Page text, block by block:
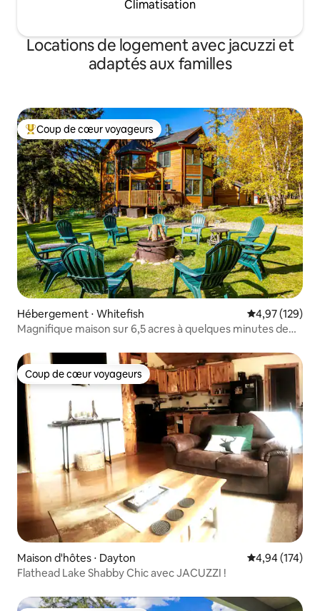
Climatisation
Locations de logement avec jacuzzi et
adaptés aux familles
Coups de cœur voyageurs les plus appréciés
Coup de cœur voyageurs
Hébergement ⋅ Whitefish Évaluation
4,97 (129)
Magnifique maison sur 6,5 acres à quelques minutes de
Coup de cœur voyageurs
Coup de cœur voyageurs
Maison d'hôtes ⋅ Dayton Évaluation
4,94 (174)
Flathead Lake Shabby Chic avec JACUZZI !